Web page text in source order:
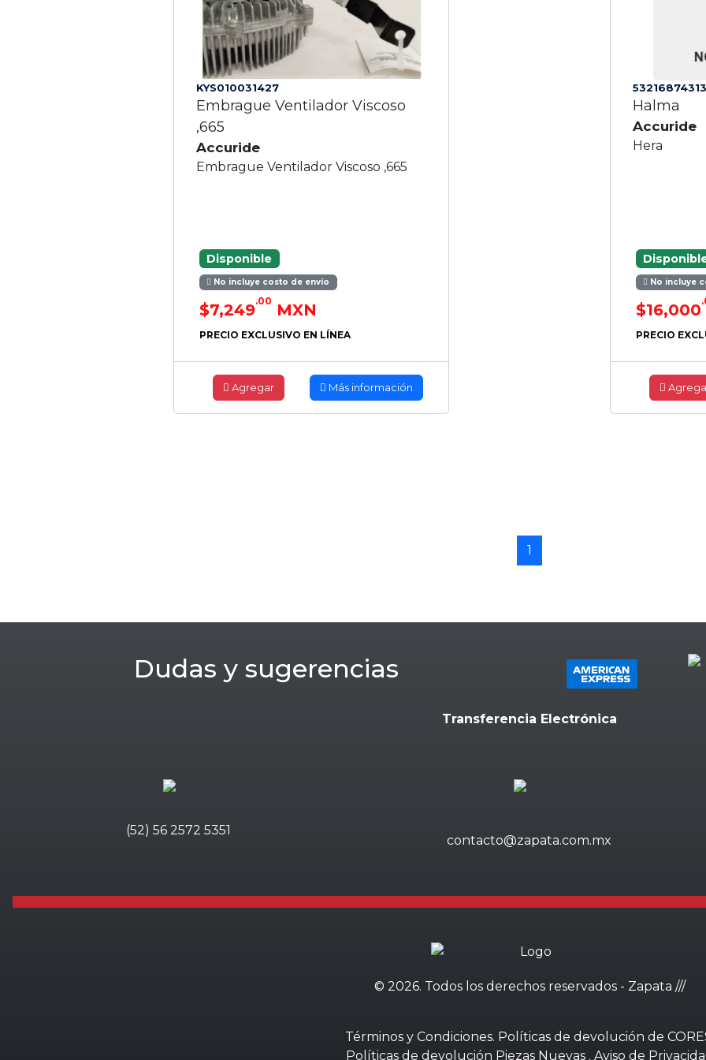
KYS010031427
Embrague Ventilador Viscoso
,665
Accuride
Embrague Ventilador Viscoso ,665
Disponible
No incluye costo de envío
$7,249.00 MXN
PRECIO EXCLUSIVO EN LÍNEA
Agregar Más información
53216874313
Halma
Accuride
Hera
No incluye
$16,000
PRECIO
1
Dudas y sugerencias
Transferencia Electrónica
(52) 56 2572 5351
contacto@zapata.com.mx
© 2026. Todos los derechos reservados - Zapata ///
Términos y Condiciones. Políticas de devolución de
Políticas de devolución Piezas Nuevas. Aviso de